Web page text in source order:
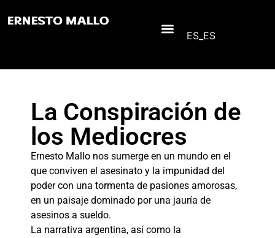
ES_ES
La Conspiración de
los Mediocres
Ernesto Mallo nos sumerge en un mundo en el
que conviven el asesinato y la impunidad del
poder con una tormenta de pasiones amorosas,
en un paisaje dominado por una jauría de
asesinos a sueldo.
La narrativa argentina, así como la